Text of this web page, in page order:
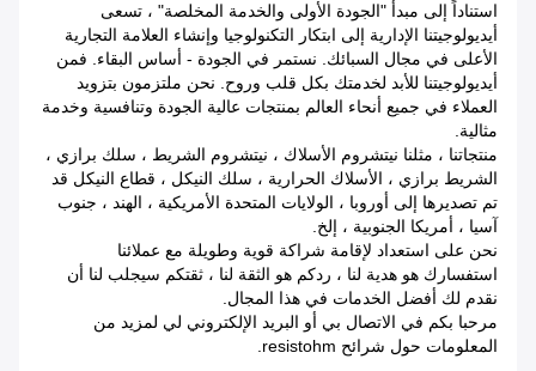
استناداً إلى مبدأ "الجودة الأولى والخدمة المخلصة" ، تسعى
أيديولوجيتنا الإدارية إلى ابتكار التكنولوجيا وإنشاء العلامة التجارية
الأعلى في مجال السبائك. نستمر في الجودة - أساس البقاء. فمن
أيديولوجيتنا للأبد لخدمتك بكل قلب وروح. نحن ملتزمون بتزويد
العملاء في جميع أنحاء العالم بمنتجات عالية الجودة وتنافسية وخدمة
مثالية.
منتجاتنا ، مثلنا نيتشروم الأسلاك ، نيتشروم الشريط ، سلك برازي ،
الشريط برازي ، الأسلاك الحرارية ، سلك النيكل ، قطاع النيكل قد
تم تصديرها إلى أوروبا ، الولايات المتحدة الأمريكية ، الهند ، جنوب
آسيا ، أمريكا الجنوبية ، إلخ.
نحن على استعداد لإقامة شراكة قوية وطويلة مع عملائنا
استفسارك هو هدية لنا ، ردكم هو الثقة لنا ، ثقتكم سيجلب لنا أن
نقدم لك أفضل الخدمات في هذا المجال.
مرحبا بكم في الاتصال بي أو البريد الإلكتروني لي لمزيد من
المعلومات حول شرائح resistohm.